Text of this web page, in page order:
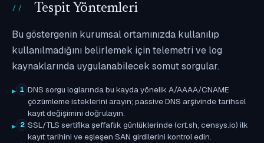
Tespit Yöntemleri
Bu göstergenin kurumsal ortamınızda kullanılıp
kullanılmadığını belirlemek için telemetri ve log
kaynaklarında uygulanabilecek somut sorgular.
1 DNS sorgu loglarında bu kayda yönelik A/AAAA/CNAME
çözümleme isteklerini arayın; passive DNS arşivinde tarihsel
kayıt değişimini doğrulayın.
2 SSL/TLS sertifika şeffaflık günlüklerinde (crt.sh, censys.io) ilk
kayıt tarihini ve eşleşen SAN girdilerini kontrol edin.